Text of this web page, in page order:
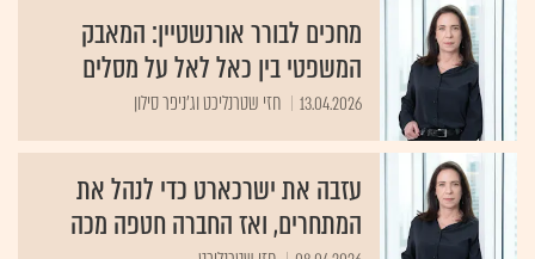
מחכים לבורר אורנשטיין: המאבק
המשפטי בין כאל לאל על מסלים
13.04.2026 חזי שטרנליכט וג'ניפר סילון
עזבה את ישרכארט כדי לנהל את
המתחרים, ואז החברה חטפה מכה